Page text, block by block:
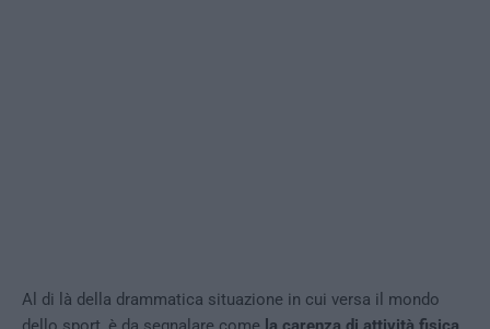
Al di là della drammatica situazione in cui versa il mondo